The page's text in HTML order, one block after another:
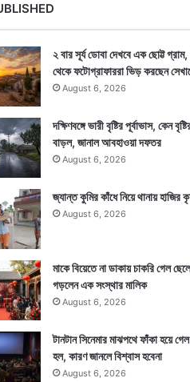
২ বার সূর্য ডোবা দেখবে এক ছোট্ট গ্রাম,
থেকে ফটোগ্রাফাররা ভিড় করছেন
August 6, 2026
দক্ষিণবঙ্গে ভারী বৃষ্টির পূর্বাভাস, কেন
বাড়ল, জানাল আবহাওয়া দফতর
August 6, 2026
জ্যান্ত কুমির কাঁধে নিয়ে থানায় হাজির
August 6, 2026
মাকে বিয়েতে না ডাকায় চাকরি গেল
গড়লেন এক সংস্থার মালিক
August 6, 2026
টানটান সিনেমার মাঝপথে ফাঁকা হয়ে গেল
হল, কারণ জানলে বিশ্বাস হবেনা
August 6, 2026